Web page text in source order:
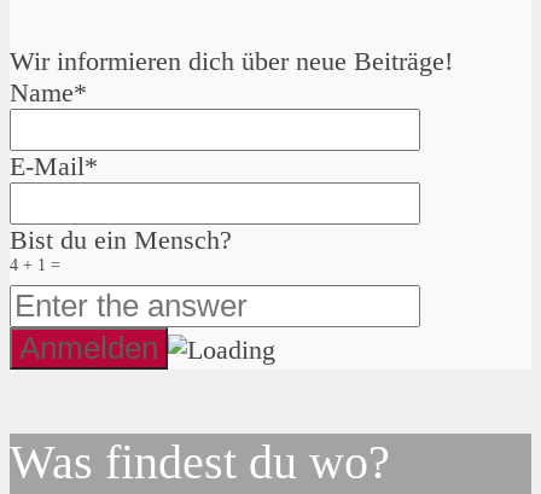
Wir informieren dich über neue Beiträge!
Name*
E-Mail*
Bist du ein Mensch?
4 + 1 =
Was findest du wo?